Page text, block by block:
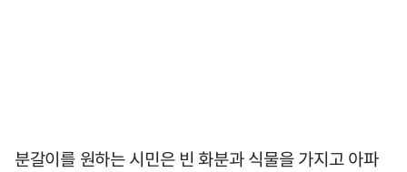
분갈이를 원하는 시민은 빈 화분과 식물을 가지고 아파